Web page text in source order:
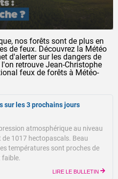
nos forêts sont de plus en
de feux. Découvrez la Météo
d'alerter sur les dangers de
retrouve Jean-Christophe
feux de forêts à Météo-
sur les 3 prochains jours
atmosphérique au niveau
de 1017 hectopascals. Beau
températures sont proches de
faible.
LIRE LE BULLETIN